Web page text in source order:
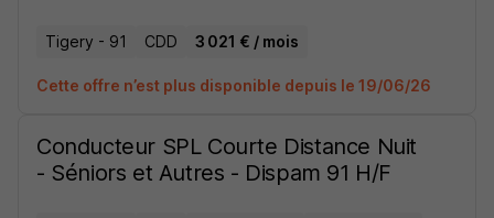
Tigery - 91 CDD 3 021 € / mois
Cette offre n’est plus disponible depuis le 19/06/26
Conducteur SPL Courte Distance Nuit
- Séniors et Autres - Dispam 91 H/F